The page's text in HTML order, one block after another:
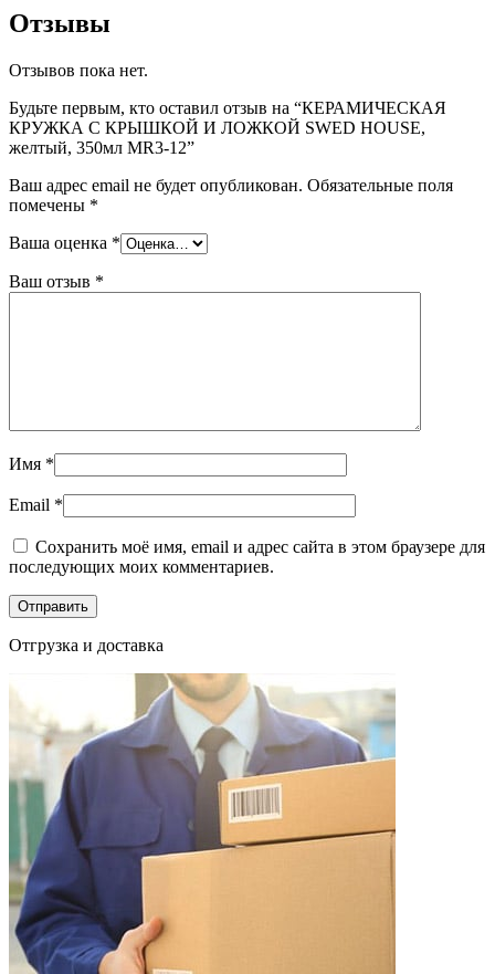
Отзывы
Отзывов пока нет.
Будьте первым, кто оставил отзыв на “КЕРАМИЧЕСКАЯ
КРУЖКА С КРЫШКОЙ И ЛОЖКОЙ SWED HOUSE,
желтый, 350мл MR3-12”
Ваш адрес email не будет опубликован. Обязательные поля
помечены *
Ваша оценка *
Ваш отзыв *
Имя *
Email *
Сохранить моё имя, email и адрес сайта в этом браузере для
последующих моих комментариев.
Отгрузка и доставка